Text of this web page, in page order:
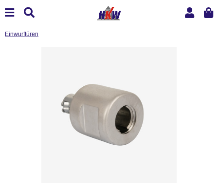
Einwurftüren